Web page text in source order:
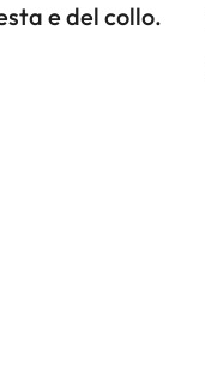
e del collo.